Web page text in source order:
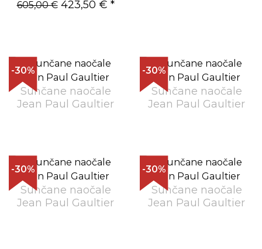
605,00 €423,50 € *
-30%
Sunčane naočale
Jean Paul Gaultier
-30%
Sunčane naočale
Jean Paul Gaultier
-30%
Sunčane naočale
Jean Paul Gaultier
-30%
Sunčane naočale
Jean Paul Gaultier